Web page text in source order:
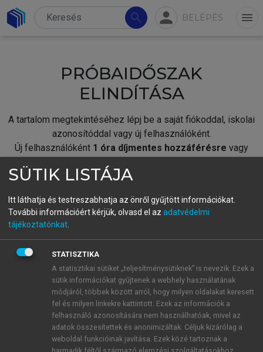
search person BELÉPÉS menu
PRÓBAIDŐSZAK
ELINDÍTÁSA
A tartalom megtekintéséhez lépj be a saját fiókoddal, iskolai
azonosítóddal vagy új felhasználóként.
Új felhasználóként 1 óra díjmentes hozzáférésre vagy
fiókoddal,vagy hozz létre új fiókot.
A regisztráció után apróbaidőszakautomatikusan
BELÉPÉS SAJÁT FIÓKKAL
ÚJ FIÓK LÉTREHOZÁSA
1 óra díjmentes hozzáférés
E-MAIL-CÍM
SÜTIK LISTÁJA
Itt láthatja és testreszabhatja az önről gyűjtött információkat.
További információért kérjük, olvasd el az adatvédelmi
tájékoztatónkat
STATISZTIKA
A statisztikai sütiket „teljesítménysütiknek” is nevezik. Ezek a
sütik információkat gyűjtenek a webhely használatának
módjáról, többek között arról, hogy milyen oldalakat keresett
fel és milyen linkekre kattintott. Ezek az információk a
felhasználó azonosítására nem használhatóak, mivel az
adatok összesítettek és anonimizáltak. Céljuk kizárólag a
weboldal funkcióinak javítása. Ezek közé tartoznak a